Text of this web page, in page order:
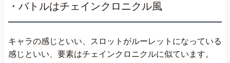
・バトルはチェインクロニクル風
キャラの感じといい、スロットがルーレットになっている
感じといい、要素はチェインクロニクルに似ています。